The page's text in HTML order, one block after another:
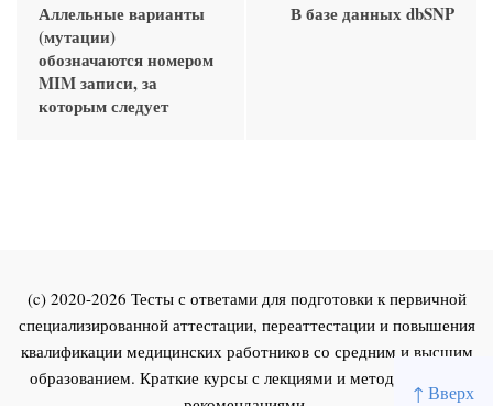
↑ Вверх
Аллельные варианты
(мутации)
обозначаются номером
MIM записи, за
которым следует
В базе данных dbSNP
(c) 2020-2026 Тесты с ответами для подготовки к первичной
специализированной аттестации, переаттестации и повышения
квалификации медицинских работников со средним и высшим
образованием. Краткие курсы с лекциями и методическими